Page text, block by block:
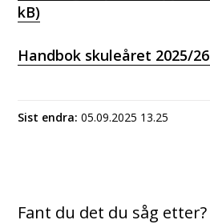
kB)
Handbok skuleåret 2025/26
Sist endra 05.09.2025 13.25
Fant du det du såg etter?